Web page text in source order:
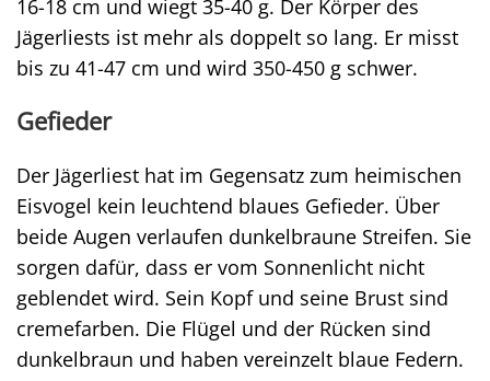
16-18 cm und wiegt 35-40 g. Der Körper des
Jägerliests ist mehr als doppelt so lang. Er misst
bis zu 41-47 cm und wird 350-450 g schwer.
Gefieder
Der Jägerliest hat im Gegensatz zum heimischen
Eisvogel kein leuchtend blaues Gefieder. Über
beide Augen verlaufen dunkelbraune Streifen. Sie
sorgen dafür, dass er vom Sonnenlicht nicht
geblendet wird. Sein Kopf und seine Brust sind
cremefarben. Die Flügel und der Rücken sind
dunkelbraun und haben vereinzelt blaue Federn.